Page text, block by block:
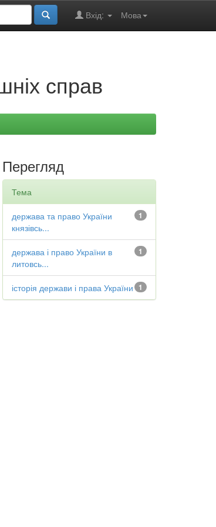
Мова
Вхід:
справ
Перегляд
Тема
1
держава та право України
князівсь...
1
держава і право України в
литовсь...
1
історія держави і права України